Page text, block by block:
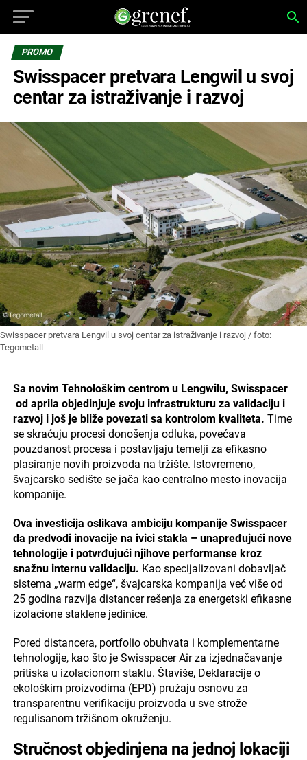
PROMO
Swisspacer pretvara Lengwil u svoj
centar za istraživanje i razvoj
Swisspacer pretvara Lengvil u svoj centar za istraživanje i razvoj / foto:
Tegometall
Sa novim Tehnološkim centrom u Lengwilu, Swisspacer
od aprila objedinjuje svoju infrastrukturu za validaciju i
razvoj i još je bliže povezati sa kontrolom kvaliteta. Time
se skraćuju procesi donošenja odluka, povećava
pouzdanost procesa i postavljaju temelji za efikasno
plasiranje novih proizvoda na tržište. Istovremeno,
švajcarsko sedište se jača kao centralno mesto inovacija
kompanije.
Ova investicija oslikava ambiciju kompanije Swisspacer
da predvodi inovacije na ivici stakla – unapređujući nove
tehnologije i potvrđujući njihove performanse kroz
snažnu internu validaciju. Kao specijalizovani dobavljač
sistema „warm edge“, švajcarska kompanija već više od
25 godina razvija distancer rešenja za energetski efikasne
izolacione staklene jedinice.
Pored distancera, portfolio obuhvata i komplementarne
tehnologije, kao što je Swisspacer Air za izjednačavanje
pritiska u izolacionom staklu. Štaviše, Deklaracije o
ekološkim proizvodima (EPD) pružaju osnovu za
transparentnu verifikaciju proizvoda u sve strože
regulisanom tržišnom okruženju.
Stručnost objedinjena na jednoj lokaciji